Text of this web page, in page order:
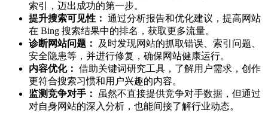
索引，迈出成功的第一步。
提升搜索可见性： 通过分析报告和优化建议，提高网站
在 Bing 搜索结果中的排名，获取更多流量。
诊断网站问题：
及时发现网站的抓取错误、索引问题、
安全隐患等，并进行修复，确保网站健康运行。
内容优化： 借助关键词研究工具，了解用户需求，创作
更符合搜索习惯和用户兴趣的内容。
监测竞争对手：
虽然不直接提供竞争对手数据，但通过
对自身网站的深入分析，也能间接了解行业动态。